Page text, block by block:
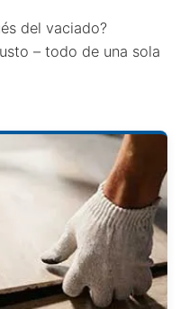
del vaciado?
– todo de una sola